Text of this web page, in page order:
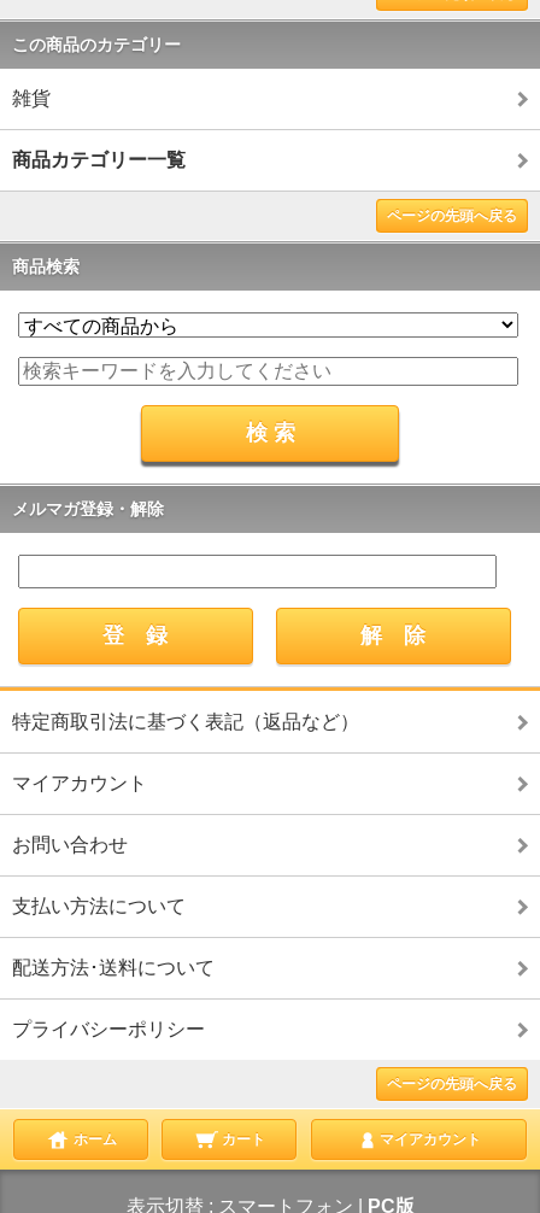
この商品のカテゴリー
雑貨
商品カテゴリー一覧
ページの先頭へ戻る
商品検索
メルマガ登録・解除
特定商取引法に基づく表記（返品など）
マイアカウント
お問い合わせ
支払い方法について
配送方法･送料について
プライバシーポリシー
ページの先頭へ戻る
ホーム カート マイアカウント
表示切替 : スマートフォン PC版